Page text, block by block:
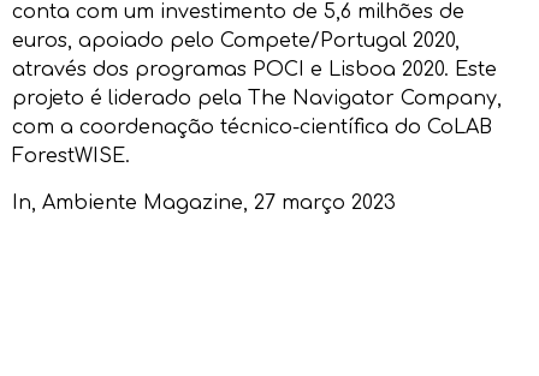
conta com um investimento de 5,6 milhões de
euros, apoiado pelo Compete/Portugal 2020,
através dos programas POCI e Lisboa 2020. Este
projeto é liderado pela The Navigator Company,
com a coordenação técnico-científica do CoLAB
ForestWISE.
In, Ambiente Magazine, 27 março 2023